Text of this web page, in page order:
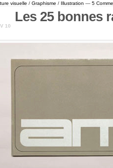
visuelle / Graphisme / Illustration — 5
10
Les 25 bonnes